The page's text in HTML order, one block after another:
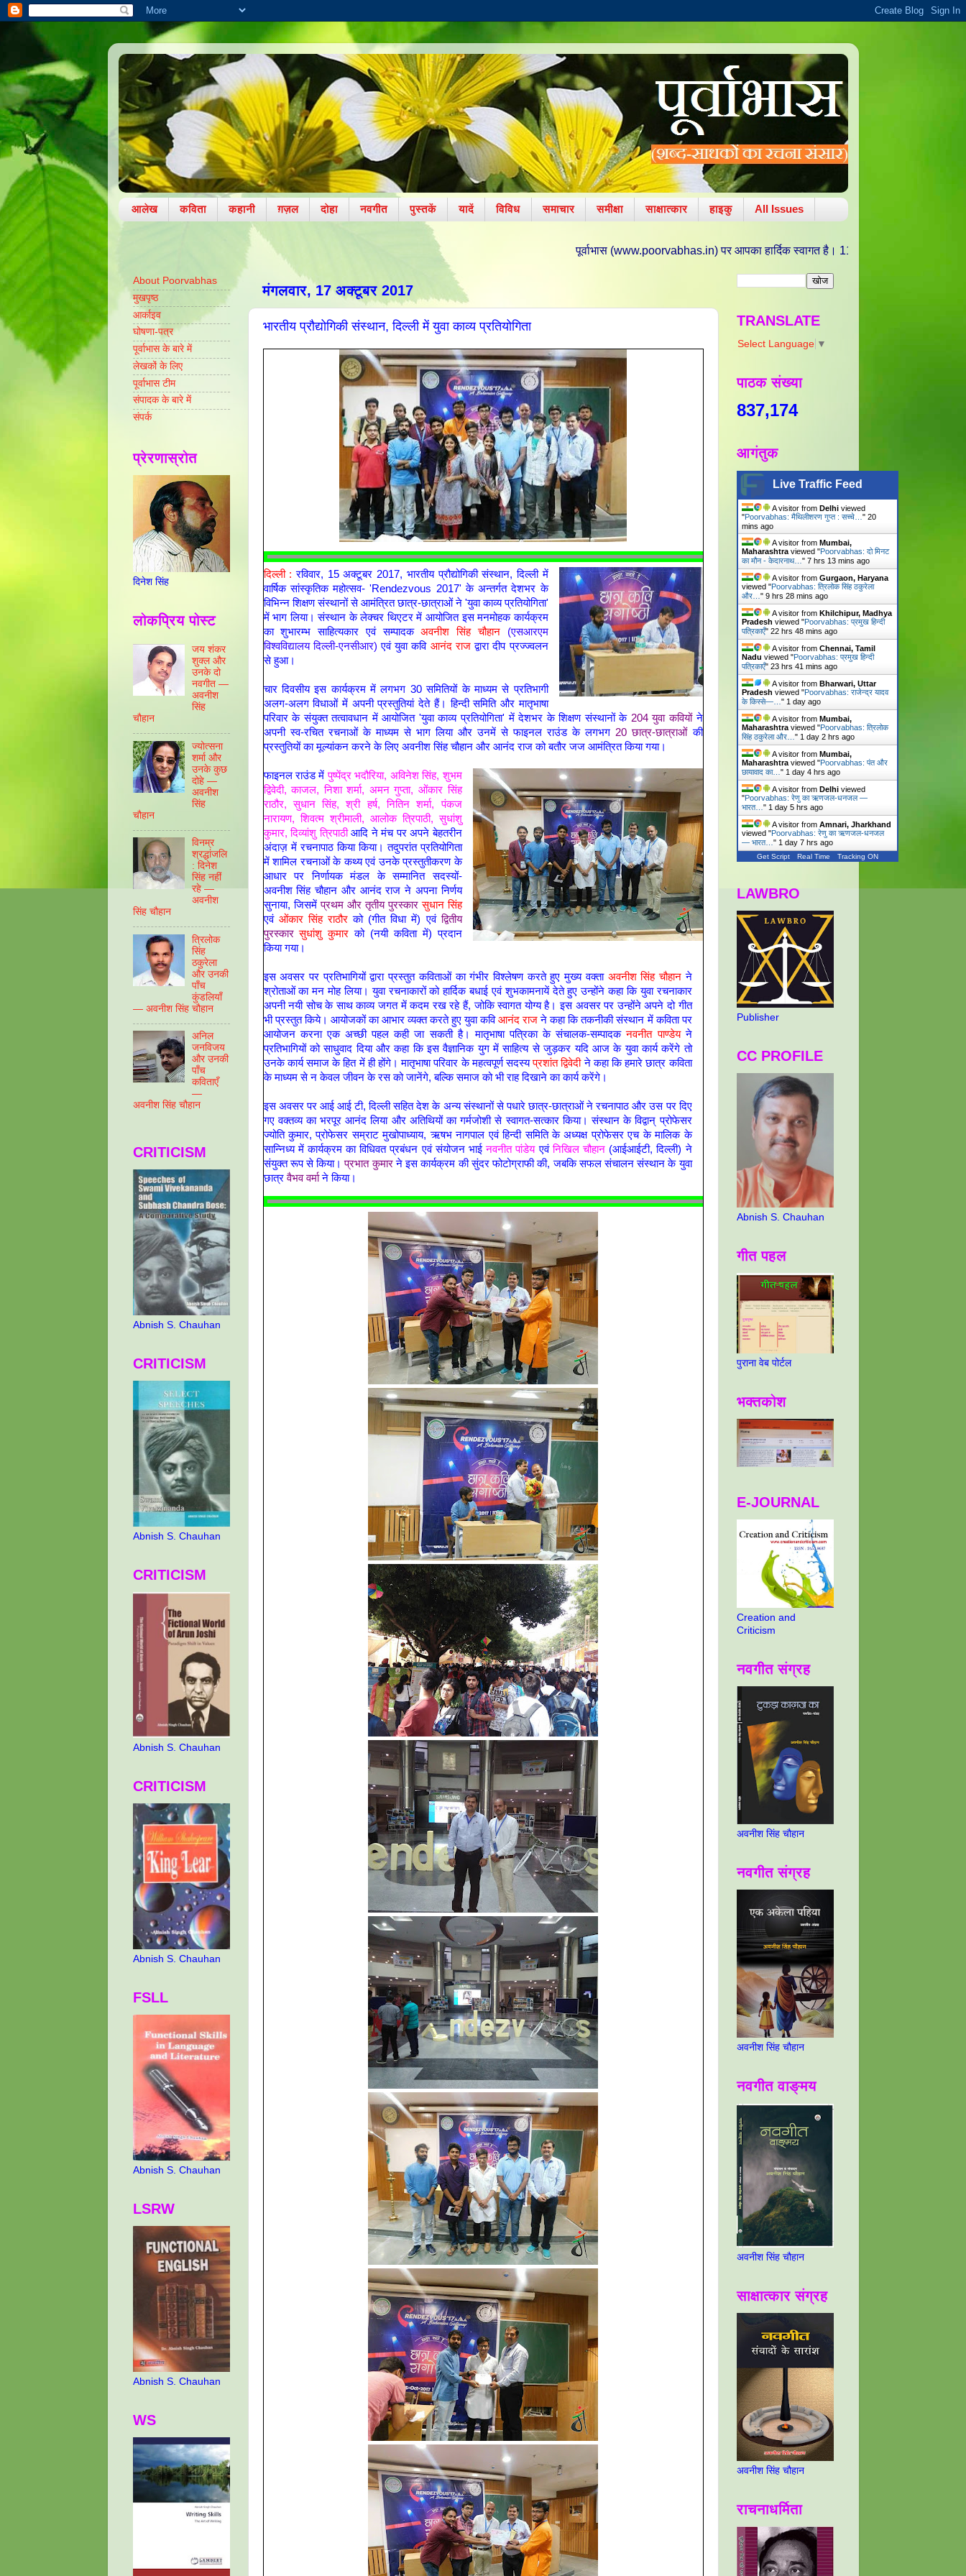
आलेख कविता कहानी ग़ज़ल दोहा नवगीत पुस्तकें यादें विविध समाचार समीक्षा साक्षात्कार हाइकु All Issues
पूर्वाभास (www.poorvabhas.in) पर आपका हार्दिक स्वागत है। 11 अक्टूबर 2010 को वरद चतुर्थी/ ललित पंचमी की
मंगलवार, 17 अक्टूबर 2017
भारतीय प्रौद्योगिकी संस्थान, दिल्ली में युवा काव्य प्रतियोगिता
दिल्ली : रविवार, 15 अक्टूबर 2017, भारतीय प्रौद्योगिकी संस्थान, दिल्ली में
वार्षिक सांस्कृतिक महोत्सव- 'Rendezvous 2017' के अन्तर्गत देशभर के
विभिन्न शिक्षण संस्थानों से आमंत्रित छात्र-छात्राओं ने 'युवा काव्य प्रतियोगिता'
में भाग लिया। संस्थान के लेक्चर थिएटर में आयोजित इस मनमोहक कार्यक्रम
का शुभारम्भ साहित्यकार एवं सम्पादकअवनीश सिंह चौहान (एसआरएम
विश्वविद्यालय दिल्ली-एनसीआर) एवं युवा कवि आनंद राजद्वारा दीप प्रज्ज्वलन
से हुआ।
चार दिवसीय इस कार्यक्रम में लगभग 30 समितियों के माध्यम से प्रतिभागी
अलग-अलग विधाओं में अपनी प्रस्तुतियां देते हैं। हिन्दी समिति और मातृभाषा
परिवार के संयुक्त तत्वावधान में आयोजित 'युवा काव्य प्रतियोगिता' में देशभर के शिक्षण संस्थानों के 204 युवा कवियोंने
अपनी स्व-रचित रचनाओं के माध्यम से भाग लिया और उनमें से फाइनल राउंड के लगभग 20 छात्र-छात्राओंकी
प्रस्तुतियों का मूल्यांकन करने के लिए अवनीश सिंह चौहान और आनंद राज को बतौर जज आमंत्रित किया गया।
फाइनल राउंड मेंपुष्पेंद्र भदौरिया, अविनेश सिंह, शुभम
द्विवेदी, काजल, निशा शर्मा, अमन गुप्ता, ओंकार सिंह
राठौर, सुधान सिंह, श्री हर्ष, नितिन शर्मा, पंकज
नारायण, शिवत्म श्रीमाली, आलोक त्रिपाठी, सुधांशु
कुमार, दिव्यांशु त्रिपाठीआदि ने मंच पर अपने बेहतरीन
अंदाज़ में रचनापाठ किया किया। तदुपरांत प्रतियोगिता
में शामिल रचनाओं के कथ्य एवं उनके प्रस्तुतीकरण के
आधार पर निर्णायक मंडल के सम्मानित सदस्यों-
अवनीश सिंह चौहान और आनंद राज ने अपना निर्णय
सुनाया, जिसमेंप्रथम और तृतीय पुरस्कारसुधान सिंह
एवं ओंकार सिंह राठौरको (गीत विधा में) एवंद्वितीय
पुरस्कार सुधांशु कुमार को (नयी कविता में) प्रदान
किया गया।
इस अवसर पर प्रतिभागियों द्वारा प्रस्तुत कविताओं का गंभीर विश्लेषण करते हुए मुख्य वक्ता अवनीश सिंह चौहानने
श्रोताओं का मन मोह लिया। युवा रचनाकारों को हार्दिक बधाई एवं शुभकामनायें देते हुए उन्होंने कहा कि युवा रचनाकार
अपनी नयी सोच के साथ काव्य जगत में कदम रख रहे हैं, जोकि स्वागत योग्य है। इस अवसर पर उन्होंने अपने दो गीत
भी प्रस्तुत किये। आयोजकों का आभार व्यक्त करते हुए युवा कविआनंद राजने कहा कि तकनीकी संस्थान में कविता पर
आयोजन करना एक अच्छी पहल कही जा सकती है। मातृभाषा पत्रिका के संचालक-सम्पादकनवनीत पाण्डेयने
प्रतिभागियों को साधुवाद दिया और कहा कि इस वैज्ञानिक युग में साहित्य से जुड़कर यदि आज के युवा कार्य करेंगे तो
उनके कार्य समाज के हित में ही होंगे। मातृभाषा परिवार के महत्वपूर्ण सदस्यप्रशांत द्विवेदीने कहा कि हमारे छात्र कविता
के माध्यम से न केवल जीवन के रस को जानेंगे, बल्कि समाज को भी राह दिखाने का कार्य करेंगे।
इस अवसर पर आई आई टी, दिल्ली सहित देश के अन्य संस्थानों से पधारे छात्र-छात्राओं ने रचनापाठ और उस पर दिए
गए वक्तव्य का भरपूर आनंद लिया और अतिथियों का गर्मजोशी से स्वागत-सत्कार किया। संस्थान के विद्वान् प्रोफेसर
ज्योति कुमार, प्रोफेसर सम्राट मुखोपाध्याय, ऋषभ नागपाल एवं हिन्दी समिति के अध्यक्ष प्रोफेसर एच के मालिक के
सान्निध्य में कार्यक्रम का विधिवत प्रबंधन एवं संयोजन भाईनवनीत पांडेयएवंनिखिल चौहान (आईआईटी, दिल्ली) ने
संयुक्त रूप से किया।प्रभात कुमारने इस कार्यक्रम की सुंदर फोटोग्राफी की, जबकि सफल संचालन संस्थान के युवा
छात्रवैभव वर्माने किया।
About Poorvabhas
मुखपृष्ठ
आर्काइव
घोषणा-पत्र
पूर्वाभास के बारे में
लेखकों के लिए
पूर्वाभास टीम
संपादक के बारे में
संपर्क
प्रेरणास्रोत
दिनेश सिंह
लोकप्रिय पोस्ट
जय शंकर
शुक्ल और
उनके दो
नवगीत —
अवनीश
सिंह
चौहान
ज्योत्सना
शर्मा और
उनके कुछ
दोहे —
अवनीश
सिंह
चौहान
विनम्र
श्रद्धांजलि
: दिनेश
सिंह नहीं
रहे —
अवनीश
सिंह चौहान
त्रिलोक
सिंह
ठकुरेला
और उनकी
पाँच
कुंडलियाँ
— अवनीश सिंह चौहान
अनिल
जनविजय
और उनकी
पाँच
कविताएँ
—
अवनीश सिंह चौहान
CRITICISM
Abnish S. Chauhan
CRITICISM
Abnish S. Chauhan
CRITICISM
Abnish S. Chauhan
CRITICISM
Abnish S. Chauhan
FSLL
Abnish S. Chauhan
LSRW
Abnish S. Chauhan
WS
TRANSLATE
Select Language ▼
पाठक संख्या
837,174
आगंतुक
Live Traffic Feed
A visitor from Delhiviewed
"Poorvabhas: मैथिलीशरण गुप्त : सच्चे… " 20
mins ago
A visitor from Mumbai,
Maharashtraviewed "Poorvabhas: दो मिनट
का मौन - केदारनाथ… " 7 hrs 13 mins ago
A visitor from Gurgaon, Haryana
viewed "Poorvabhas: त्रिलोक सिंह ठकुरेला
और… " 9 hrs 28 mins ago
A visitor from Khilchipur, Madhya
Pradesh viewed "Poorvabhas: प्रमुख हिन्दी
पत्रिकाएँ" 22 hrs 49 mins ago
A visitor from Chennai, Tamil
Nadu viewed "Poorvabhas: प्रमुख हिन्दी
पत्रिकाएँ" 23 hrs 41 mins ago
A visitor from Bharwari, Uttar
Pradesh viewed "Poorvabhas: राजेन्द्र यादव
के किस्से—… " 1 day ago
A visitor from Mumbai,
Maharashtraviewed "Poorvabhas: त्रिलोक
सिंह ठकुरेला और… " 1 day 2 hrs ago
A visitor from Mumbai,
Maharashtraviewed "Poorvabhas: पंत और
छायावाद का… " 1 day 4 hrs ago
A visitor from Delhiviewed
"Poorvabhas: रेणु का ऋणजल-धनजल —
भारत… " 1 day 5 hrs ago
A visitor from Amnari, Jharkhand
viewed "Poorvabhas: रेणु का ऋणजल-धनजल
— भारत… " 1 day 7 hrs ago
Get Script Real Time Tracking ON
LAWBRO
Publisher
CC PROFILE
Abnish S. Chauhan
गीत पहल
पुराना वेब पोर्टल
भक्तकोश
E-JOURNAL
Creation and
Criticism
नवगीत संग्रह
अवनीश सिंह चौहान
नवगीत संग्रह
अवनीश सिंह चौहान
नवगीत वाङ्मय
अवनीश सिंह चौहान
साक्षात्कार संग्रह
अवनीश सिंह चौहान
राचनाधर्मिता